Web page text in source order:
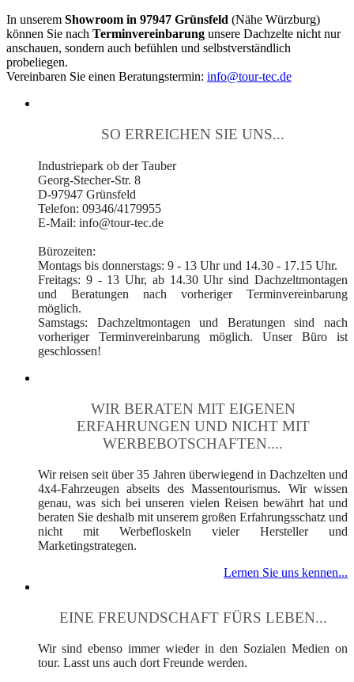
In unserem Showroom in 97947 Grünsfeld (Nähe Würzburg)
können Sie nach Terminvereinbarung unsere Dachzelte nicht nur
anschauen, sondern auch befühlen und selbstverständlich
probeliegen.
Vereinbaren Sie einen Beratungstermin: info@tour-tec.de
SO ERREICHEN SIE UNS...
Industriepark ob der Tauber
Georg-Stecher-Str. 8
D-97947 Grünsfeld
Telefon: 09346/4179955
E-Mail: info@tour-tec.de
Bürozeiten:
Montags bis donnerstags: 9 - 13 Uhr und 14.30 - 17.15 Uhr.
Freitags: 9 - 13 Uhr, ab 14.30 Uhr sind Dachzeltmontagen
und Beratungen nach vorheriger Terminvereinbarung
möglich.
Samstags: Dachzeltmontagen und Beratungen sind nach
vorheriger Terminvereinbarung möglich. Unser Büro ist
geschlossen!
WIR BERATEN MIT EIGENEN
ERFAHRUNGEN UND NICHT MIT
WERBEBOTSCHAFTEN....
Wir reisen seit über 35 Jahren überwiegend in Dachzelten und
4x4-Fahrzeugen abseits des Massentourismus. Wir wissen
genau, was sich bei unseren vielen Reisen bewährt hat und
beraten Sie deshalb mit unserem großen Erfahrungsschatz und
nicht mit Werbefloskeln vieler Hersteller und
Marketingstrategen.
Lernen Sie uns kennen...
EINE FREUNDSCHAFT FÜRS LEBEN...
Wir sind ebenso immer wieder in den Sozialen Medien on
tour. Lasst uns auch dort Freunde werden.